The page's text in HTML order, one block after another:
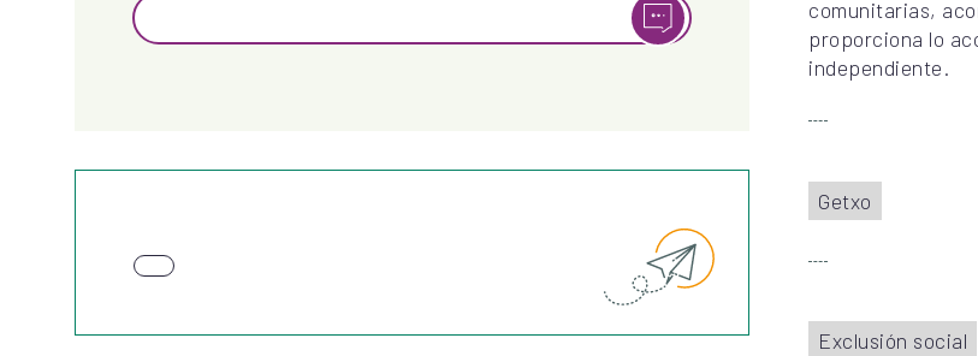
comunitarias,
proporciona lo
independiente.
Getxo
Exclusión social